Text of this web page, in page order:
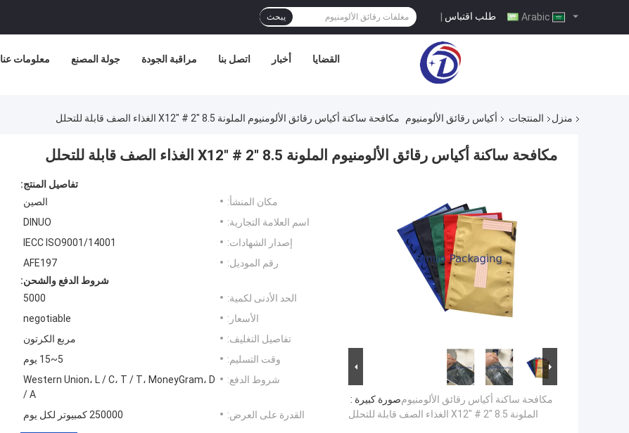
طلب اقتباس | يبحث
معلومات عنا جولة المصنع مراقبة الجودة اتصل بنا أخبار القضايا
منزل المنتجات أكياس رقائق الألومنيوم مكافحة ساكنة أكياس رقائق الألومنيوم الملونة 8.5 "X12" # 2 الغذاء الصف قابلة للتحلل
مكافحة ساكنة أكياس رقائق الألومنيوم الملونة 8.5 "X12" # 2 الغذاء الصف قابلة للتحلل
صورة كبيرة :مكافحة ساكنة أكياس رقائق الألومنيوم
الملونة 8.5 "X12" # 2 الغذاء الصف قابلة للتحلل
تفاصيل المنتج:
مكان المنشأ:
الصين
اسم العلامة التجارية:
DINUO
إصدار الشهادات:
IECC ISO9001/14001
رقم الموديل:
AFE197
شروط الدفع والشحن:
الحد الأدنى لكمية:
5000
الأسعار:
negotiable
تفاصيل التغليف:
مربع الكرتون
وقت التسليم:
5~15 يوم
شروط الدفع:
Western Union، L / C، T / T، MoneyGram، D
/ A
القدرة على العرض:
250000 كمبيوتر لكل يوم